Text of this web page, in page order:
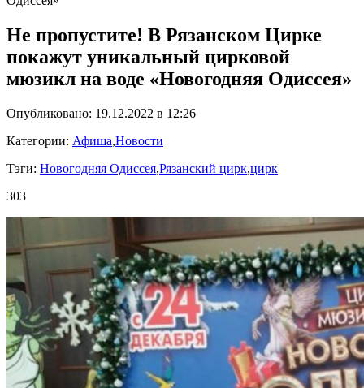
Не пропустите! В Рязанском Цирке
покажут уникальный цирковой
мюзикл на воде «Новогодняя Одиссея»
Опубликовано: 19.12.2022 в 12:26
Категории: Афиша,Новости
Тэги: Новогодняя Одиссея,Рязанский цирк,цирк
303